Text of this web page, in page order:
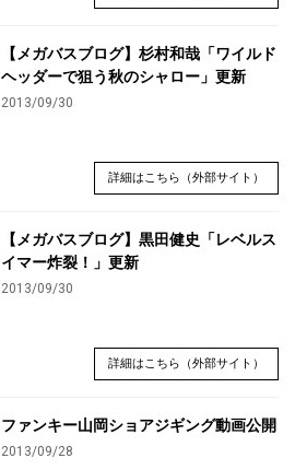
【メガバスブログ】杉村和哉「ワイルド
ヘッダーで狙う秋のシャロー」更新
2013/09/30
詳細はこちら（外部サイト）
【メガバスブログ】黒田健史「レベルス
イマー炸裂！」更新
2013/09/30
詳細はこちら（外部サイト）
ファンキー山岡ショアジギング動画公開
2013/09/28